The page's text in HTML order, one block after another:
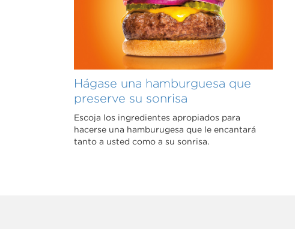
Hágase una hamburguesa que
preserve su sonrisa
Escoja los ingredientes apropiados para
hacerse una hamburugesa que le encantará
tanto a usted como a su sonrisa.